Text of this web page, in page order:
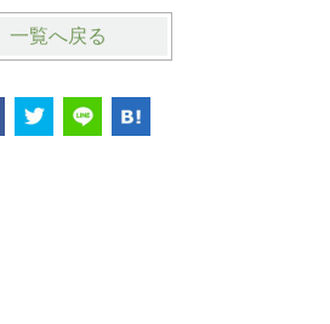
一覧へ戻る